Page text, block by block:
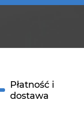
Płatność i
dostawa